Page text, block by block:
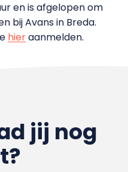
en is afgelopen om
bij Avans in Breda.
hieraanmelden.
jij nog